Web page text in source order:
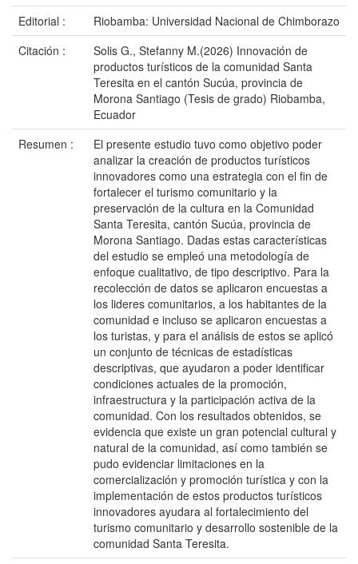
Editorial :
Riobamba: Universidad Nacional de Chimborazo
Citación :
Solis G., Stefanny M.(2026) Innovación de
productos turísticos de la comunidad Santa
Teresita en el cantón Sucúa, provincia de
Morona Santiago (Tesis de grado) Riobamba,
Ecuador
Resumen :
El presente estudio tuvo como objetivo poder
analizar la creación de productos turísticos
innovadores como una estrategia con el fin de
fortalecer el turismo comunitario y la
preservación de la cultura en la Comunidad
Santa Teresita, cantón Sucúa, provincia de
Morona Santiago. Dadas estas características
del estudio se empleó una metodología de
enfoque cualitativo, de tipo descriptivo. Para la
recolección de datos se aplicaron encuestas a
los lideres comunitarios, a los habitantes de la
comunidad e incluso se aplicaron encuestas a
los turistas, y para el análisis de estos se aplicó
un conjunto de técnicas de estadísticas
descriptivas, que ayudaron a poder identificar
condiciones actuales de la promoción,
infraestructura y la participación activa de la
comunidad. Con los resultados obtenidos, se
evidencia que existe un gran potencial cultural y
natural de la comunidad, así como también se
pudo evidenciar limitaciones en la
comercialización y promoción turística y con la
implementación de estos productos turísticos
innovadores ayudara al fortalecimiento del
turismo comunitario y desarrollo sostenible de la
comunidad Santa Teresita.